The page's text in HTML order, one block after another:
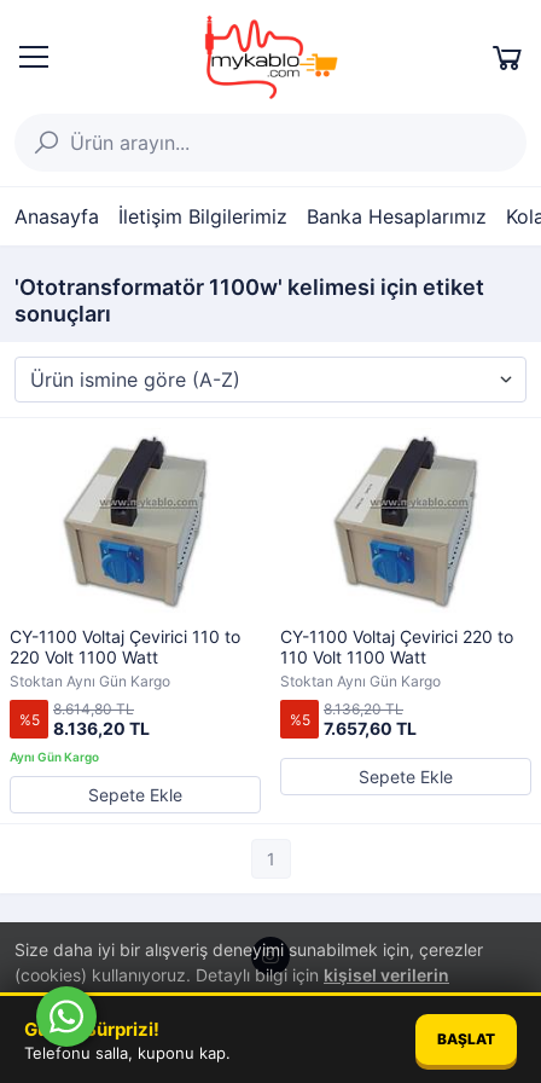
Anasayfa İletişim Bilgilerimiz Banka Hesaplarımız
Size daha iyi bir alışveriş deneyimi sunabilmek için, çerezler
(cookies) kullanıyoruz. Detaylı bilgi için kişisel verilerin
korunmasıhakkında aydınlatma metnini inceleyebilirsiniz.
'Ototransformatör 1100w' kelimesi için etiket
sonuçları
CY-1100 Voltaj Çevirici 110 to
220 Volt 1100 Watt
Stoktan Aynı Gün Kargo
%5 8.136,20 TL
8.614,80 TL
Sepete Ekle
CY-1100 Voltaj Çevirici 220 to
110 Volt 1100 Watt
Stoktan Aynı Gün Kargo
%5 7.657,60 TL
8.136,20 TL
Sepete Ekle
1
PlatinMarket İle Hazırlanmıştır.
Günün Sürprizi!
Telefonu salla, kuponu kap.
BAŞLAT